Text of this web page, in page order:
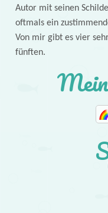
Autor mit seinen
oftmals ein
Von mir gibt es vier
fünften.